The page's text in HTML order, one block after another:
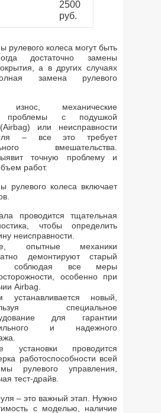
2500
руб.
рулевого колеса могут быть
достаточно замены
а в других случаях
замена рулевого
износ, механические
проблемы с подушкой
или неисправности
– все это требует
вмешательства.
точную проблему и
работ.
рулевого колеса включает
проводится тщательная
чтобы определить
неисправности.
опытные механики
демонтируют старый
соблюдая все меры
особенно при
Airbag.
устанавливается новый,
специальное
для гарантии
и надежного
установки проводится
работоспособности всей
рулевого управления,
тест-драйв.
– это важный этап. Нужно
с моделью, наличие